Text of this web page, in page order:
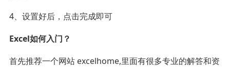
4、设置好后，点击完成即可
Excel如何入门？
首先推荐一个网站 excelhome,里面有很多专业的解答和资